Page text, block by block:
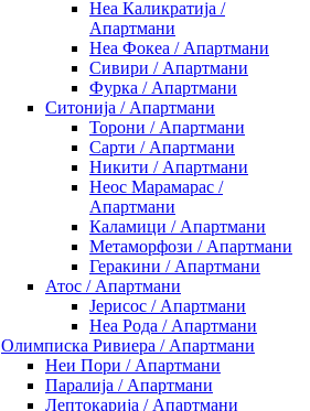
Неа Каликратија /
Апартмани
Неа Фокеа / Апартмани
Сивири / Апартмани
Фурка / Апартмани
Ситонија / Апартмани
Торони / Апартмани
Сарти / Апартмани
Никити / Апартмани
Неос Марамарас /
Апартмани
Каламици / Апартмани
Метаморфози / Апартмани
Геракини / Апартмани
Атос / Апартмани
Јерисос / Апартмани
Неа Рода / Апартмани
Олимписка Ривиера / Апартмани
Неи Пори / Апартмани
Паралија / Апартмани
Лептокарија / Апартмани